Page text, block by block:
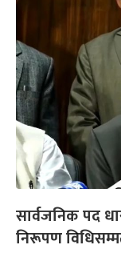
सार्वजनिक पद
निरूपण